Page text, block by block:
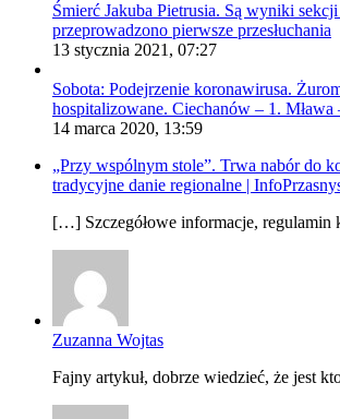
Śmierć Jakuba Pietrusia. Są wyniki
przeprowadzono pierwsze przesłuchania
13 stycznia 2021, 07:27
Sobota: Podejrzenie koronawirusa.
hospitalizowane. Ciechanów – 1. Mława
14 marca 2020, 13:59
„Przy wspólnym stole”. Trwa nabór do
tradycyjne danie regionalne |
[…] Szczegółowe informacje, regulamin
Zuzanna Wojtas
Fajny artykuł, dobrze wiedzieć, że jest